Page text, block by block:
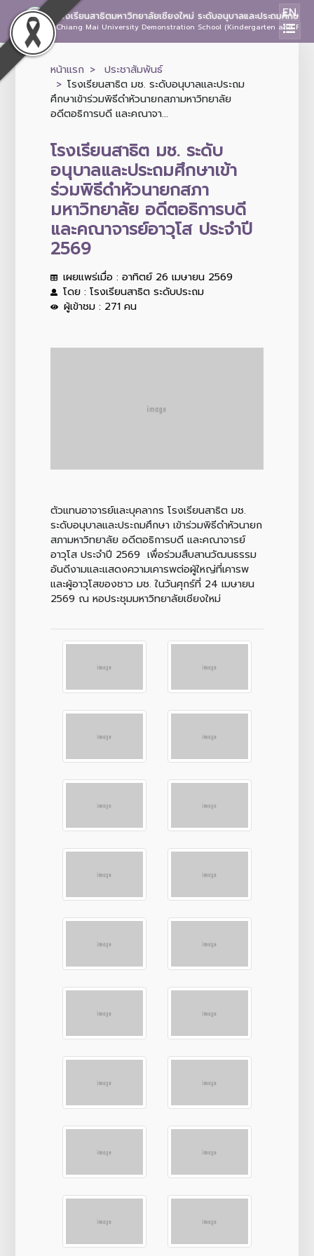
โรงเรียนสาธิตมหาวิทยาลัยเชียงใหม่ ระดับอนุบาลและประถมศึกษา
Chiang Mai University Demonstration School (Kindergarten and
EN
หน้าแรก
ประชาสัมพันธ์
โรงเรียนสาธิต มช. ระดับอนุบาลและประถม
ศึกษาเข้าร่วมพิธีดำหัวนายกสภามหาวิทยาลัย
อดีตอธิการบดี และคณาจา...
โรงเรียนสาธิต มช. ระดับ
อนุบาลและประถมศึกษาเข้า
ร่วมพิธีดำหัวนายกสภา
มหาวิทยาลัย อดีตอธิการบดี
และคณาจารย์อาวุโส ประจำปี
2569
เผยแพร่เมื่อ : อาทิตย์ 26 เมษายน 2569
โดย : โรงเรียนสาธิต ระดับประถม
ผู้เข้าชม : 271 คน
ตัวแทนอาจารย์และบุคลากร โรงเรียนสาธิต มช.
ระดับอนุบาลและประถมศึกษา เข้าร่วมพิธีดำหัวนายก
สภามหาวิทยาลัย อดีตอธิการบดี และคณาจารย์
อาวุโส ประจำปี 2569 เพื่อร่วมสืบสานวัฒนธรรม
อันดีงามและแสดงความเคารพต่อผู้ใหญ่ที่เคารพ
และผู้อาวุโสของชาว มช. ในวันศุกร์ที่ 24 เมษายน
2569 ณ หอประชุมมหาวิทยาลัยเชียงใหม่